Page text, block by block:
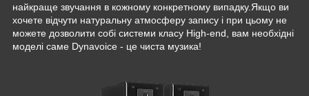
найкраще звучання в кожному конкретному випадку.Якщо ви
хочете відчути натуральну атмосферу запису і при цьому не
можете дозволити собі системи класу High-end, вам необхідні
моделі саме Dynavoice - це чиста музика!